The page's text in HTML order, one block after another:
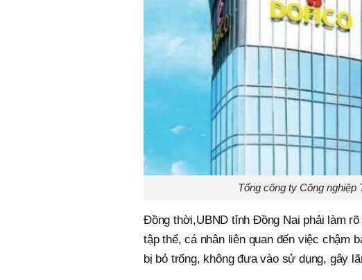
Tổng công ty Công
Đồng thời,UBND tỉnh Đồng Nai phải làm
tập thể, cá nhân liên quan đến việc chậm
bị bỏ trống, không đưa vào sử dụng, gây